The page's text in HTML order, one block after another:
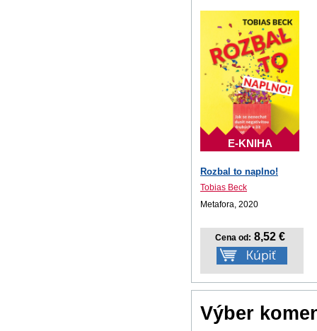
E-KNIHA
Rozbal to naplno!
Tobias Beck
Metafora, 2020
Cena od: 8,52 €
Výber